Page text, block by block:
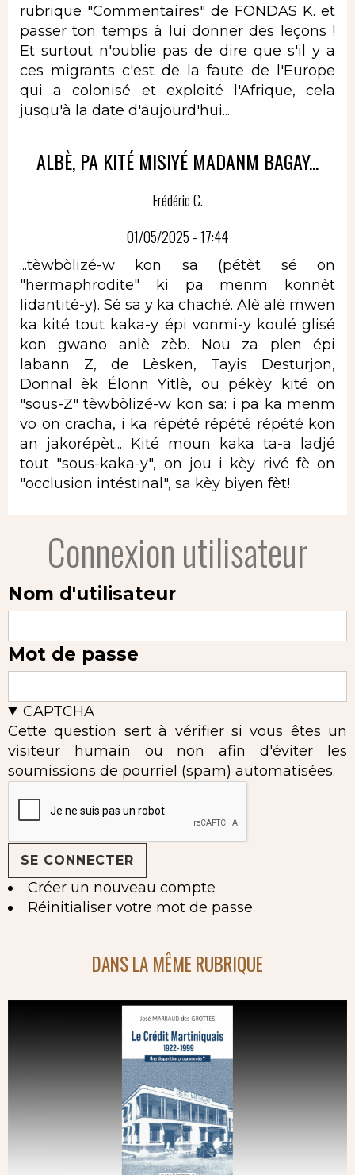
rubrique "Commentaires" de FONDAS K. et
passer ton temps à lui donner des leçons !
Et surtout n'oublie pas de dire que s'il y a
ces migrants c'est de la faute de l'Europe
qui a colonisé et exploité l'Afrique, cela
jusqu'à la date d'aujourd'hui...
ALBÈ, PA KITÉ MISIYÉ MADANM BAGAY...
Frédéric C.
01/05/2025 - 17:44
...tèwbòlizé-w kon sa (pétèt sé on
"hermaphrodite" ki pa menm konnèt
lidantité-y). Sé sa y ka chaché. Alè alè mwen
ka kité tout kaka-y épi vonmi-y koulé glisé
kon gwano anlè zèb. Nou za plen épi
labann Z, de Lèsken, Tayis Desturjon,
Donnal èk Élonn Yitlè, ou pékèy kité on
"sous-Z" tèwbòlizé-w kon sa: i pa ka menm
vo on cracha, i ka répété répété répété kon
an jakorépèt... Kité moun kaka ta-a ladjé
tout "sous-kaka-y", on jou i kèy rivé fè on
"occlusion intéstinal", sa kèy biyen fèt!
Connexion utilisateur
Nom d'utilisateur
Mot de passe
CAPTCHA
Cette question sert à vérifier si vous êtes un
visiteur humain ou non afin d'éviter les
soumissions de pourriel (spam) automatisées.
Créer un nouveau compte
Réinitialiser votre mot de passe
DANS LA MÊME RUBRIQUE